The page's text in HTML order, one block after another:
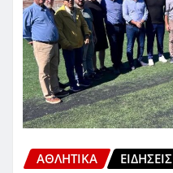
ΑΘΛΗΤΙΚΑ ΕΙΔΗΣΕΙΣ